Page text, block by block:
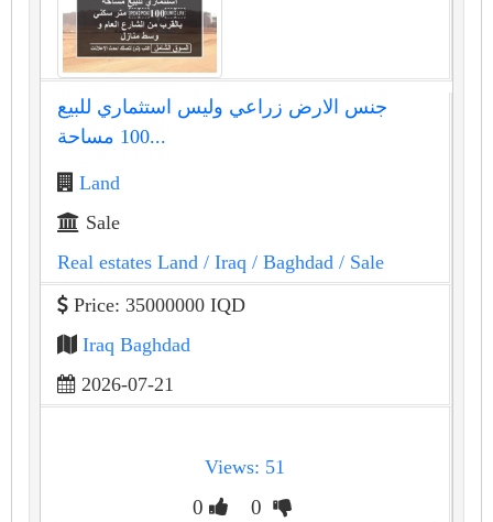
جنس الارض زراعي وليس استثماري للبيع
مساحة ⁦⁦100⁩⁩...
Land
Sale
Real estates Land / Iraq / Baghdad / Sale
Price: 35000000 IQD
Iraq Baghdad
2026-07-21
Views: 51
0 0